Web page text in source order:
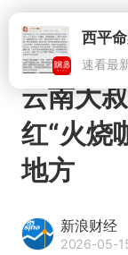
云南大
红“火烧
地方
新浪财经
2026-05-